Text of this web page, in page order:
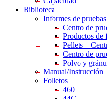
Biblioteca
Informes de pruebas
Centro de
Productos de
Pellets –
Centro de
Polvo y
Manual/Instrucción
Folletos
460